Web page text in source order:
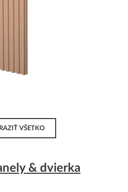
VŠETKO
& dvierka